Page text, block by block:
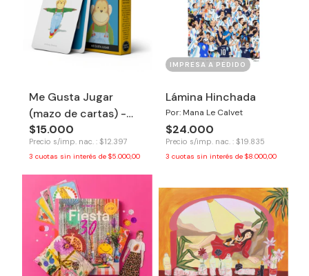
Me Gusta Jugar
(mazo de cartas) -
Tinkuy
$15.000
Precio s/imp. nac. : $12.397
3 cuotas sin interés de $5.000,00
IMPRESA A PEDIDO
Lámina Hinchada
Por: Mana Le Calvet
$24.000
Precio s/imp. nac. : $19.835
3 cuotas sin interés de $8.000,00